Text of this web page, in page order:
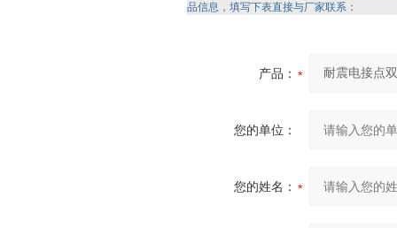
品信息，填写下表直接与厂家联系：
产品：
您的单位：
您的姓名：